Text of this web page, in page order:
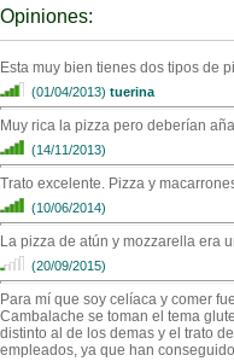
Opiniones:
Esta muy bien tienes dos tipos de
(01/04/2013) tuerina
Muy rica la pizza pero deberían
(14/11/2013)
Trato excelente. Pizza y
(10/06/2014)
La pizza de atún y mozzarella era
(20/09/2015)
Para mí que soy celíaca y comer
Cambalache se toman el tema
distinto al de los demas y el trato
empleados, ya que han